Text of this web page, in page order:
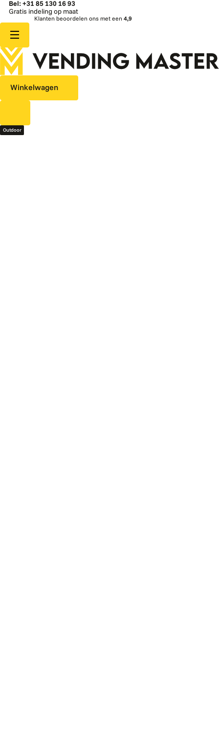
Bel: +31 85 130 16 93
op maat
Klanten beoordelen ons met een 4,9
Winkelwagen
Outdoor